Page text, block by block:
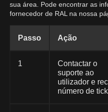
sua área. Pode encontrar as
fornecedor de RAL na nossa
Passo Ação
1
Contactar o
suporte ao
utilizador e
número de